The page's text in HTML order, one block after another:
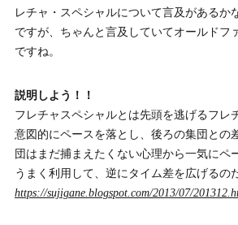
レチャ・スペシャルについて言及があるか
ですが、ちゃんと言及していてオールドフ
ですね。
説明しよう！！
フレチャスペシャルとは先頭を逃げるフレ
意図的にペースを落とし、後ろの集団との
団はまだ捕まえたくない心理から一気にペ
うまく利用して、逆にタイム差を広げるの
https://sujigane.blogspot.com/2013/07/